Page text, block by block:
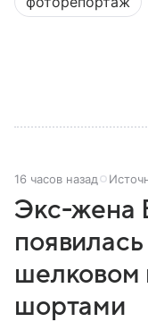
16 часов назад
Экс-жена
шелковом
шортами